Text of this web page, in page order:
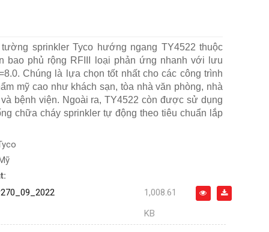
sprinkler Tyco hướng ngang TY4522 thuộc
bao phủ rộng RFIII loại phản ứng nhanh với lưu
Chúng là lựa chọn tốt nhất cho các công trình
mỹ cao như khách sạn, tòa nhà văn phòng, nhà
bệnh viện. Ngoài ra, TY4522 còn được sử dụng
chữa cháy sprinkler tự động theo tiêu chuẩn lắp
1,008.61
KB